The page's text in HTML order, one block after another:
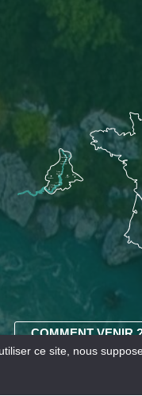
COMMENT VENIR
ce site, nous